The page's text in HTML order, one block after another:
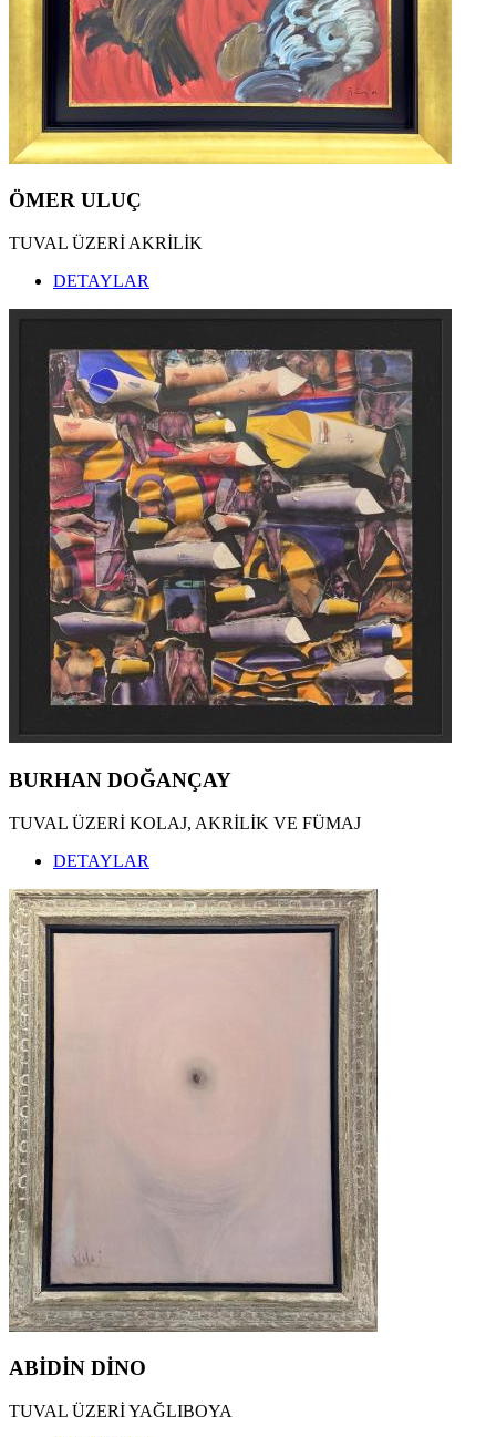
ÖMER ULUÇ
TUVAL ÜZERİ AKRİLİK
DETAYLAR
BURHAN DOĞANÇAY
TUVAL ÜZERİ KOLAJ, AKRİLİK VE FÜMAJ
DETAYLAR
ABİDİN DİNO
TUVAL ÜZERİ YAĞLIBOYA